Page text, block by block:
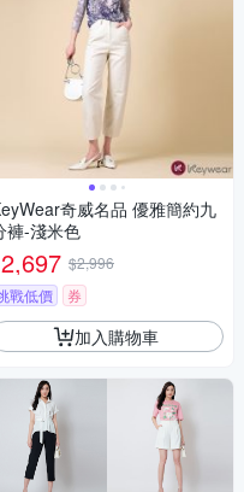
奇威名品 優雅簡約九
褲-淺米色
2,697 $2,996
戰低價
券
加入購物車